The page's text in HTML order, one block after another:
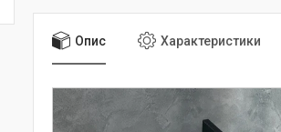
Опис Характеристики